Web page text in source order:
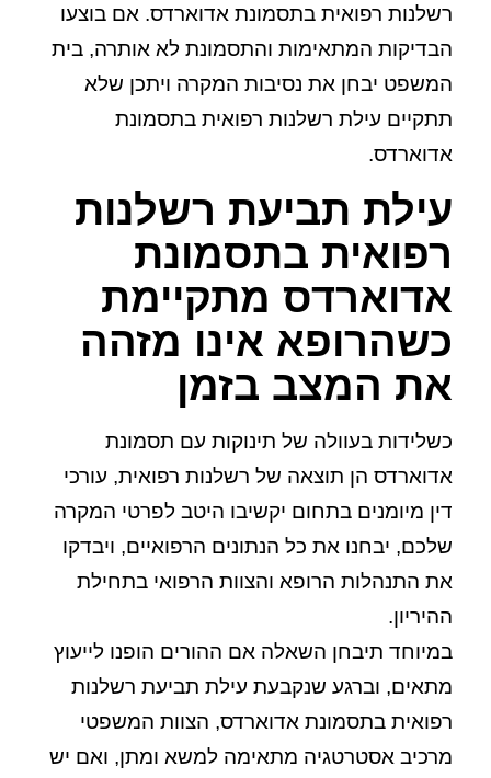
רשלנות רפואית בתסמונת אדוארדס. אם בוצעו
הבדיקות המתאימות והתסמונת לא אותרה, בית
המשפט יבחן את נסיבות המקרה ויתכן שלא
תתקיים עילת רשלנות רפואית בתסמונת
אדוארדס.
עילת תביעת רשלנות
רפואית בתסמונת
אדוארדס מתקיימת
כשהרופא אינו מזהה
את המצב בזמן
כשלידות בעוולה של תינוקות עם תסמונת
אדוארדס הן תוצאה של רשלנות רפואית, עורכי
דין מיומנים בתחום יקשיבו היטב לפרטי המקרה
שלכם, יבחנו את כל הנתונים הרפואיים, ויבדקו
את התנהלות הרופא והצוות הרפואי בתחילת
ההיריון.
במיוחד תיבחן השאלה אם ההורים הופנו לייעוץ
מתאים, וברגע שנקבעת עילת תביעת רשלנות
רפואית בתסמונת אדוארדס, הצוות המשפטי
מרכיב אסטרטגיה מתאימה למשא ומתן, ואם יש